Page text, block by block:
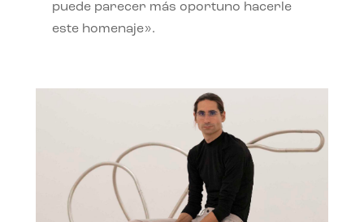
puede parecer más oportuno hacerle
este homenaje».